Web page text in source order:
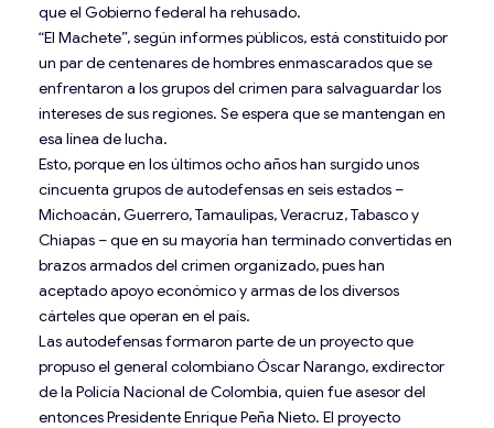
que el Gobierno federal ha rehusado.
“El Machete”, según informes públicos, está constituido por
un par de centenares de hombres enmascarados que se
enfrentaron a los grupos del crimen para salvaguardar los
intereses de sus regiones. Se espera que se mantengan en
esa línea de lucha.
Esto, porque en los últimos ocho años han surgido unos
cincuenta grupos de autodefensas en seis estados –
Michoacán, Guerrero, Tamaulipas, Veracruz, Tabasco y
Chiapas – que en su mayoría han terminado convertidas en
brazos armados del crimen organizado, pues han
aceptado apoyo económico y armas de los diversos
cárteles que operan en el país.
Las autodefensas formaron parte de un proyecto que
propuso el general colombiano Óscar Narango, exdirector
de la Policía Nacional de Colombia, quien fue asesor del
entonces Presidente Enrique Peña Nieto. El proyecto